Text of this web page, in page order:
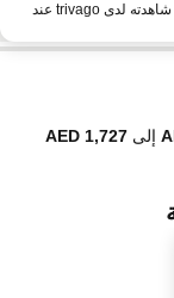
يعني أنك قد لا تجد أحيانًا العرض المحدد بالضبط الذي شاهدته لدى trivago عند
إلى